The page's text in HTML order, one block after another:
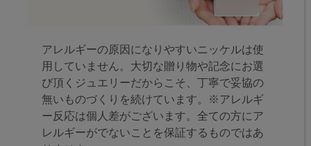
アレルギーの原因になりやすいニッケルは使
用していません。大切な贈り物や記念にお選
び頂くジュエリーだからこそ、丁寧で妥協の
無いものづくりを続けています。※アレルギ
ー反応は個人差がございます。全ての方にア
レルギーがでないことを保証するものではあ